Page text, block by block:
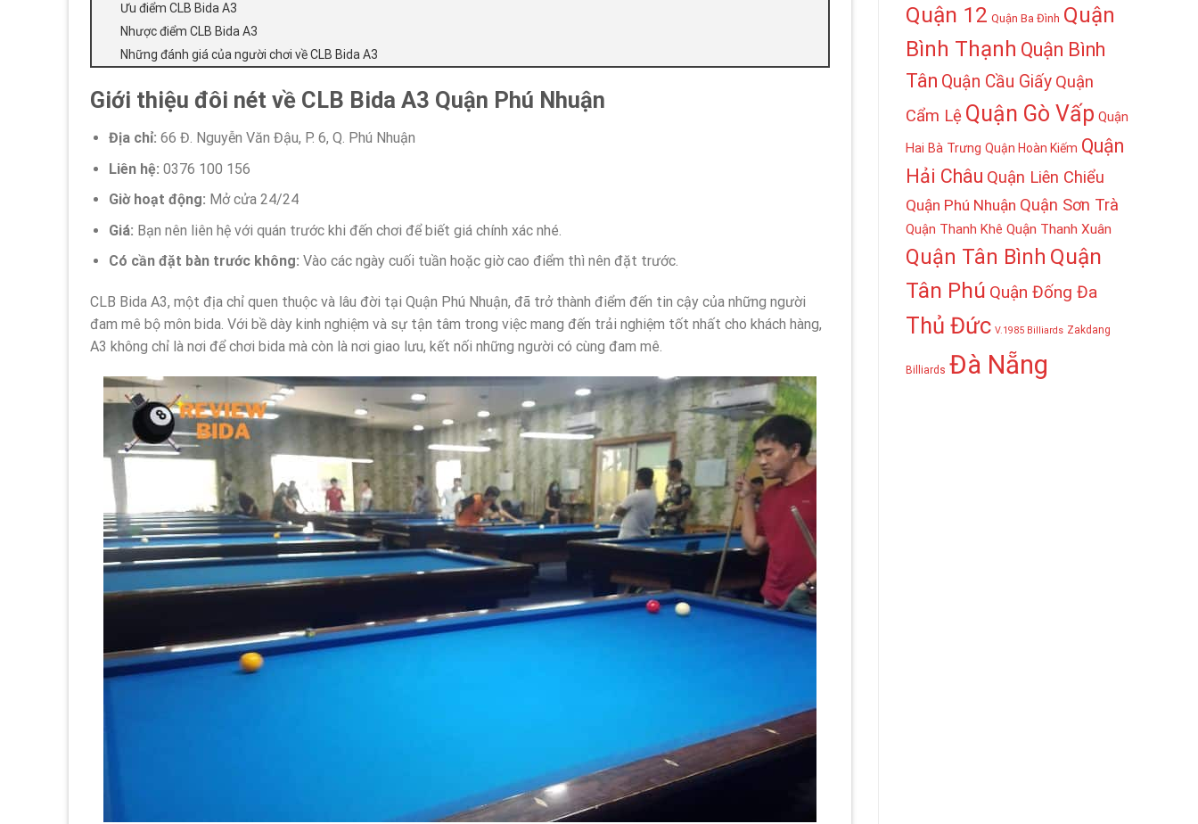
Ưu điểm CLB Bida A3
Nhược điểm CLB Bida A3
Những đánh giá của người chơi về CLB Bida A3
Giới thiệu đôi nét về CLB Bida A3 Quận Phú Nhuận
Địa chỉ: 66 Đ. Nguyễn Văn Đậu, P. 6, Q. Phú Nhuận
Liên hệ: 0376 100 156
Giờ hoạt động: Mở cửa 24/24
Giá: Bạn nên liên hệ với quán trước khi đến chơi để biết giá chính xác nhé.
Có cần đặt bàn trước không: Vào các ngày cuối tuần hoặc giờ cao điểm thì nên đặt trước.
CLB Bida A3, một địa chỉ quen thuộc và lâu đời tại Quận Phú Nhuận, đã trở thành điểm đến tin cậy của những người
đam mê bộ môn bida. Với bề dày kinh nghiệm và sự tận tâm trong việc mang đến trải nghiệm tốt nhất cho khách hàng,
A3 không chỉ là nơi để chơi bida mà còn là nơi giao lưu, kết nối những người có cùng đam mê.
Quận 12 Quận Ba Đình Quận
Bình Thạnh Quận Bình
Tân Quận Cầu Giấy Quận
Cẩm Lệ Quận Gò Vấp Quận
Hai Bà Trưng Quận Hoàn Kiếm Quận
Hải Châu Quận Liên Chiểu
Quận Phú Nhuận Quận Sơn Trà
Quận Thanh Khê Quận Thanh Xuân
Quận Tân Bình Quận
Tân Phú Quận Đống Đa
Thủ Đức V.1985 Billiards Zakdang
Billiards Đà Nẵng